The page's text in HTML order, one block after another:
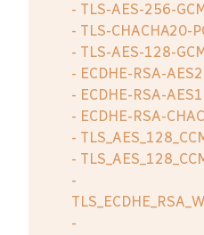
- TLS-AES-256-
- TLS-CHACHA20-
- TLS-AES-128-
- ECDHE-RSA-
- ECDHE-RSA-
- ECDHE-RSA-
-
-
-
-